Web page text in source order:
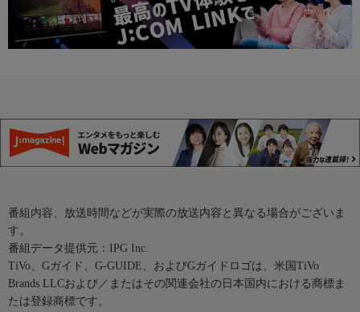
番組内容、放送時間などが実際の放送内容と異なる場合がございま
す。
番組データ提供元：IPG Inc.
TiVo、Gガイド、G-GUIDE、およびGガイドロゴは、米国TiVo
Brands LLCおよび／またはその関連会社の日本国内における商標ま
たは登録商標です。